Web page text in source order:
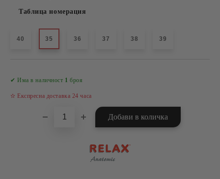
Таблица номерация
40 35 36 37 38 39
✔ Има в наличност 1 броя
✫ Експресна доставка 24 часа